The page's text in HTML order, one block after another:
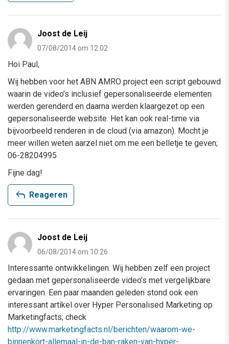
Joost de Leij
07/08/2014 om 12:02
Hoi Paul,
Wij hebben voor het ABN AMRO project een script gebouwd
waarin de video’s inclusief gepersonaliseerde elementen
werden gerenderd en daarna werden klaargezet op een
gepersonaliseerde website. Het kan ook real-time via
bijvoorbeeld renderen in de cloud (via amazon). Mocht je
meer willen weten aarzel niet om me een belletje te geven;
06-28204995
Fijne dag!
reply Reageren
Joost de Leij
06/08/2014 om 10:26
Interessante ontwikkelingen. Wij hebben zelf een project
gedaan met gepersonaliseerde video’s met vergelijkbare
ervaringen. Een paar maanden geleden stond ook een
interessant artikel over Hyper Personalised Marketing op
Marketingfacts; check
http://www.marketingfacts.nl/berichten/waarom-we-
binnenkort-allemaal-in-de-ban-raken-van-hyper-